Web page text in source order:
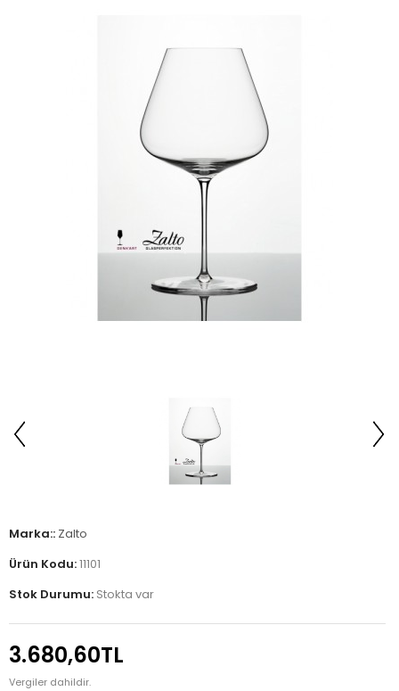
Marka:: Zalto
Ürün Kodu:11101
Stok Durumu: Stokta var
3.680,60TL
Vergiler dahildir.